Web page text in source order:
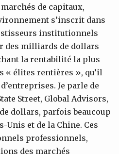
de capitaux,
s’inscrit dans
institutionnels
des milliards de dollars
la rentabilité la plus
« élites rentières », qu’il
Je parle de
Street, Global Advisors,
dollars, parfois beaucoup
Unis et de la Chine. Ces
professionnels,
des marchés